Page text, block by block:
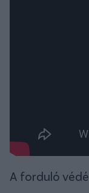
A forduló